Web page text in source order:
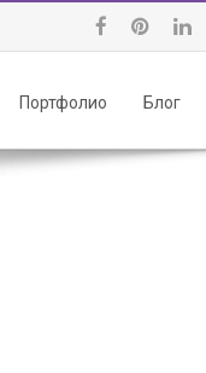
Портфолио Блог